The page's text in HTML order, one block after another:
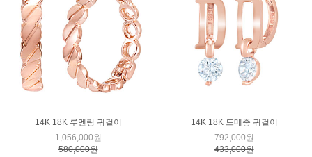
14K 18K 루멘링 귀걸이
1,056,000원
580,000원
14K 18K 드메종 귀걸이
792,000원
433,000원